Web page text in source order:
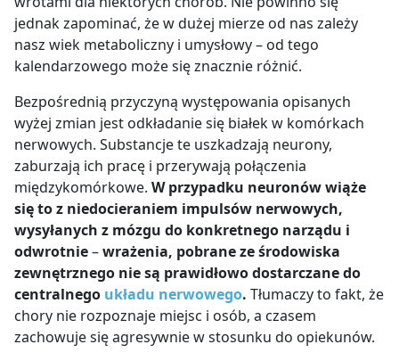
jednak zapominać, że w dużej mierze od nas zależy
nasz wiek metaboliczny i umysłowy – od tego
kalendarzowego może się znacznie różnić.
Bezpośrednią przyczyną występowania opisanych
wyżej zmian jest odkładanie się białek w komórkach
nerwowych. Substancje te uszkadzają neurony,
zaburzają ich pracę i przerywają połączenia
międzykomórkowe. W przypadku neuronów wiąże
się to z niedocieraniem impulsów nerwowych,
wysyłanych z mózgu do konkretnego narządu i
odwrotnie–wrażenia, pobrane ze środowiska
zewnętrznego nie są prawidłowo dostarczane do
centralnego układu nerwowego. Tłumaczy to fakt, że
chory nie rozpoznaje miejsc i osób, a czasem
zachowuje się agresywnie w stosunku do opiekunów.